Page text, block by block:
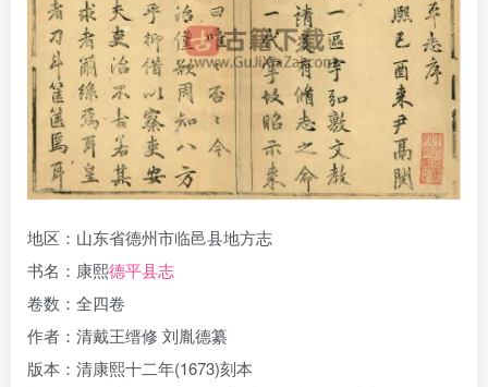
地区：山东省德州市临邑县地方志
书名：康熙德平县志
卷数：全四卷
作者：清戴王缙修 刘胤德纂
版本：清康熙十二年(1673)刻本